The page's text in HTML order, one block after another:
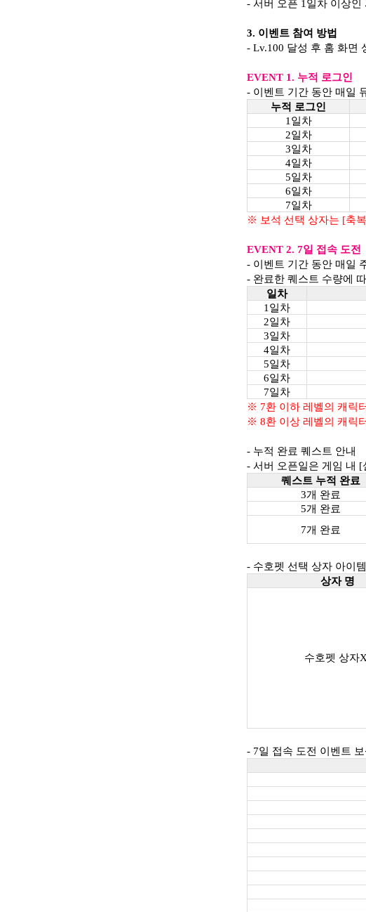
- 서버 오픈 1일차 이상인
3. 이벤트 참여 방법
- Lv.100 달성 후 홈 화면
EVENT 1. 누적 로그인
- 이벤트 기간 동안 매일
누적 로그인
1일차
2일차
3일차
4일차
5일차
6일차
7일차
※ 보석 선택 상자는 [축
EVENT 2. 7일 접속 도전
- 이벤트 기간 동안 매일
- 완료한 퀘스트 수량에
일차
1일차
2일차
3일차
4일차
5일차
6일차
7일차
※ 7환 이하 레벨의 캐릭
※ 8환 이상 레벨의 캐릭
- 누적 완료 퀘스트 안내
- 서버 오픈일은 게임 내
퀘스트 누적 완료
3개 완료
5개 완료
7개 완료
- 수호펫 선택 상자 아이
상자 명
수호펫 상자
- 7일 접속 도전 이벤트